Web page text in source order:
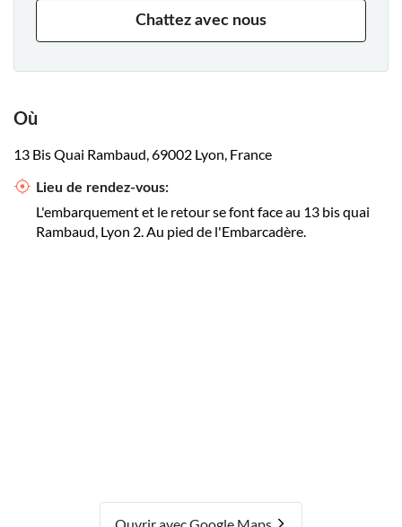
Chattez avec nous
Où
13 Bis Quai Rambaud, 69002 Lyon, France
Lieu de rendez-vous:
L'embarquement et le retour se font face au 13 bis quai
Rambaud, Lyon 2. Au pied de l'Embarcadère.